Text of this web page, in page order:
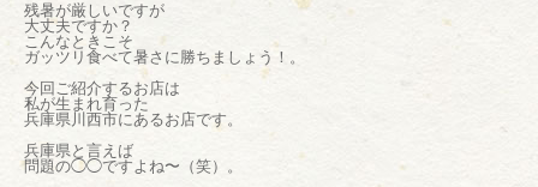
残暑が厳しいですが
大丈夫ですか？
こんなときこそ
ガッツリ食べて暑さに勝ちましょう！。
今回ご紹介するお店は
私が生まれ育った
兵庫県川西市にあるお店です。
兵庫県と言えば
問題の◯◯ですよね〜（笑）。
商品案内
お問い合わせ